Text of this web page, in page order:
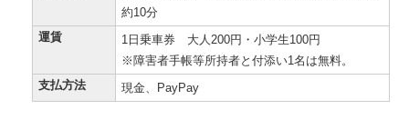
約10分
運賃
1日乗車券 大人200円・小学生100円
※障害者手帳等所持者と付添い1名は無料。
支払方法
現金、PayPay